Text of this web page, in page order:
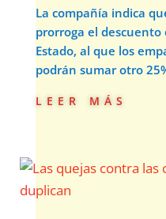
La compañía indica
prorroga el
Estado, al que los
podrán sumar otro
leer más